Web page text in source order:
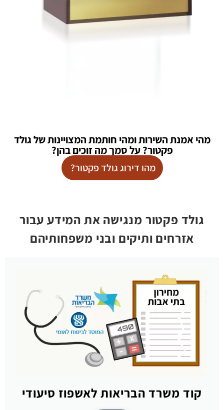
מהי אמנת השירות ומהי חותמת המצויינות של גולד
פקטור? על סמך מה זוכים בהן?
מהו דירוג גולד פקטור?
גולד פקטור מנגישה את המידע עבור
אזרחים ותיקים ובני משפחותיהם
קוד משרד הבריאות לאשפוז סיעודי